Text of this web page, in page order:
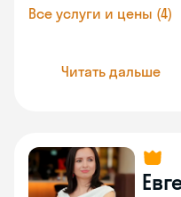
Все услуги и цены (4)
Читать дальше